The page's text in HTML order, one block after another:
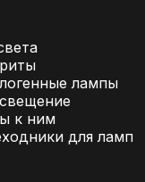
лампы
к ним
для ламп